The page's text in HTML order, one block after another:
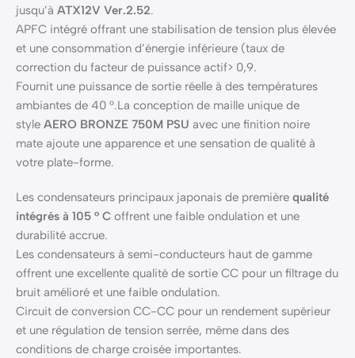
jusqu’à ATX12V Ver.2.52.
APFC intégré offrant une stabilisation de tension plus élevée
et une consommation d’énergie inférieure (taux de
correction du facteur de puissance actif> 0,9.
Fournit une puissance de sortie réelle à des températures
ambiantes de 40 °.La conception de maille unique de
style AERO BRONZE 750M PSU avec une finition noire
mate ajoute une apparence et une sensation de qualité à
votre plate-forme.
Les condensateurs principaux japonais de première qualité
intégrés à 105 ° C offrent une faible ondulation et une
durabilité accrue.
Les condensateurs à semi-conducteurs haut de gamme
offrent une excellente qualité de sortie CC pour un filtrage du
bruit amélioré et une faible ondulation.
Circuit de conversion CC-CC pour un rendement supérieur
et une régulation de tension serrée, même dans des
conditions de charge croisée importantes.